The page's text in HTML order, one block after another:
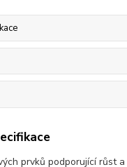
prvků podporující růst